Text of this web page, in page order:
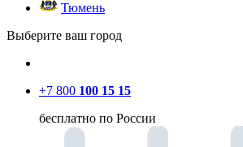
Тюмень
Выберите ваш город
+7 800 100 15 15
бесплатно по России